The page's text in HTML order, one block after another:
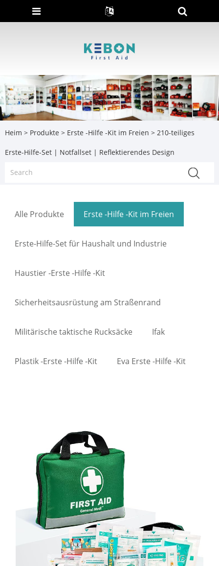
Heim > Produkte > Erste -Hilfe -Kit im Freien > 210-teiliges
Erste-Hilfe-Set | Notfallset | Reflektierendes Design
Alle Produkte Erste -Hilfe -Kit im Freien
Erste-Hilfe-Set für Haushalt und Industrie
Haustier -Erste -Hilfe -Kit
Sicherheitsausrüstung am Straßenrand
Militärische taktische Rucksäcke Ifak
Plastik -Erste -Hilfe -Kit Eva Erste -Hilfe -Kit